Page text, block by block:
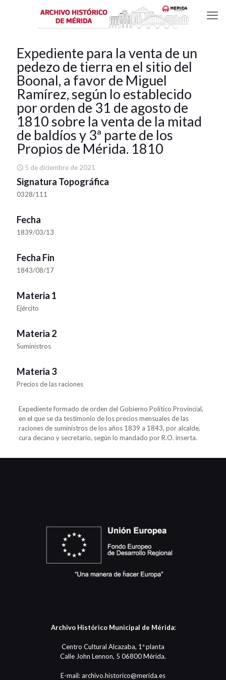
Expediente para la venta de un
pedezo de tierra en el sitio del
Boonal, a favor de Miguel
Ramírez, según lo establecido
por orden de 31 de agosto de
1810 sobre la venta de la mitad
de baldíos y 3ª parte de los
Propios de Mérida. 1810
5 de diciembre de 2021
Signatura Topográfica
0328/111
Fecha
1839/03/13
Fecha Fin
1843/08/17
Materia 1
Ejército
Materia 2
Suministros
Materia 3
Precios de las raciones
Expediente formado de orden del Gobierno Político Provincial,
en el que se da testimonio de los precios mensuales de las
raciones de suministros de los años 1839 a 1843, por alcalde,
cura decano y secretario, según lo mandado por R.O. inserta.
Archivo Histórico Municipal de Mérida:
Centro Cultural Alcazaba, 1ª planta
Calle John Lennon, 5 06800 Mérida.
E-mail: archivo.historico@merida.es